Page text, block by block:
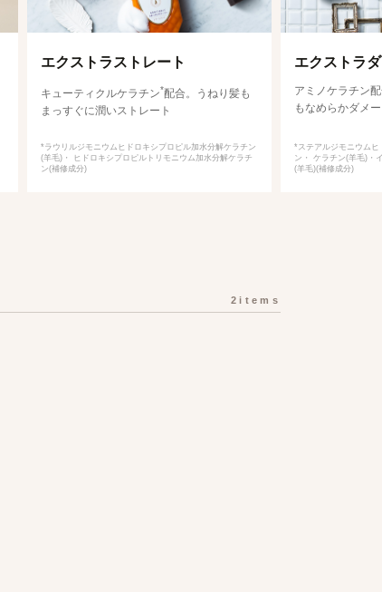
エクストラストレート
キューティクルケラチン*配合。うねり髪も
まっすぐに潤いストレート
*ラウリルジモニウムヒドロキシプロピル加水分解ケラチン
(羊毛)・ ヒドロキシプロピルトリモニウム加水分解ケラチ
ン(補修成分)
エクストラ
アミノケラチン
もなめらかダメ
*ステアルジモニウム
ン・ ケラチン(羊毛)・
(羊毛)(補修成分)
2items